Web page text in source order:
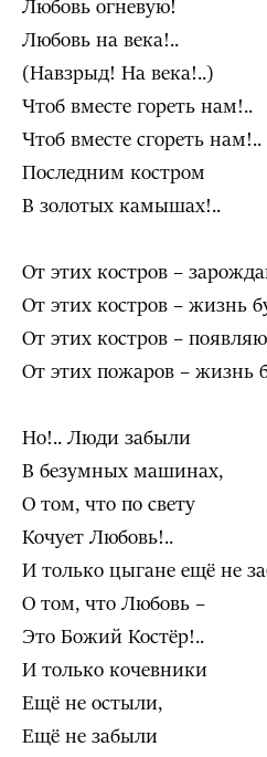
Любовь огневую!
Любовь на века!..
(Навзрыд! На века!..)
Чтоб вместе гореть нам!..
Чтоб вместе сгореть нам!..
Последним костром
В золотых камышах!..
От этих костров –
От этих костров – жизнь
От этих костров –
От этих пожаров – жизнь
Но!.. Люди забыли
В безумных машинах,
О том, что по свету
Кочует Любовь!..
И только цыгане ещё не
О том, что Любовь –
Это Божий Костёр!..
И только кочевники
Ещё не остыли,
Ещё не забыли